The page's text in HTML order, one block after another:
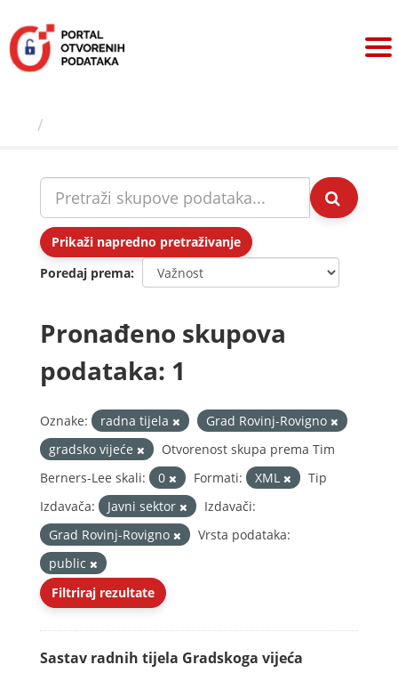
sadržaj
Prikaži napredno pretraživanje
Poredaj prema
Pronađeno skupova
podataka: 1
Oznake: radna tijela
Grad Rovinj-Rovigno
gradsko vijeće
Otvorenost skupa prema Tim
Berners-Lee skali:
0 Formati: XML
Tip
Izdavača:
Javni sektor
Izdavači:
Grad Rovinj-Rovigno
Vrsta podataka:
public
Filtriraj rezultate
Sastav radnih tijela Gradskoga vijeća